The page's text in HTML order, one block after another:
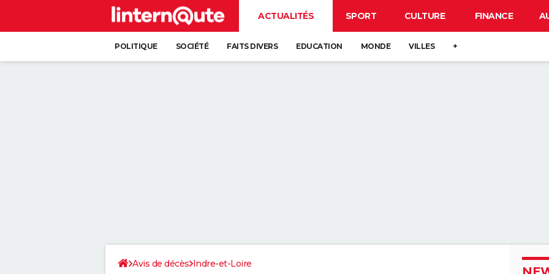
ACTUALITÉS SPORT CULTURE FINANCE
POLITIQUE SOCIÉTÉ FAITS DIVERS EDUCATION MONDE VILLES +
Avis de décès Indre-et-Loire